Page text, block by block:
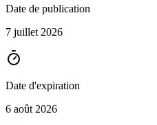
Date de publication
7 juillet 2026
Date d'expiration
6 août 2026